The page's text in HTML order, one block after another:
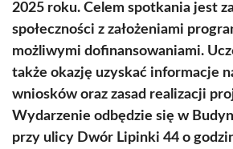
2025 roku. Celem spotkania jest
społeczności z założeniami
możliwymi dofinansowaniami.
także okazję uzyskać informacje
wniosków oraz zasad realizacji
Wydarzenie odbędzie się w
przy ulicy Dwór Lipinki 44 o